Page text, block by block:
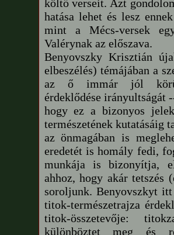
költő verseit. Azt
hatása lehet és lesz
mint a Mécs-versek
Valérynak az előszava.
Benyovszky Krisztián
elbeszélés) témájában a
az ő immár jól
érdeklődése irányultságát
hogy ez a bizonyos
természetének kutatásáig
az önmagában is
eredetét is homály fedi,
munkája is bizonyítja,
ahhoz, hogy akár tetszés
soroljunk. Benyovszkyt
titok-természetrajza
titok-összetevője:
különböztet meg és